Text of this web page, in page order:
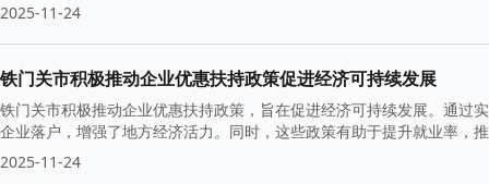
2025-11-24
铁门关市积极推动企业优惠扶持政策促进经济可持续发展
铁门关市积极推动企业优惠扶持政策，旨在促进经济可持续发展。通过
企业落户，增强了地方经济活力。同时，这些政策有助于提升就业率，
2025-11-24